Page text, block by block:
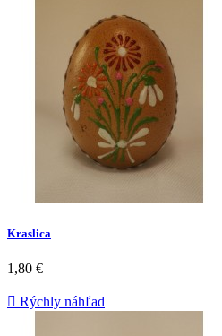
Kraslica
1,80 €
 Rýchly náhľad